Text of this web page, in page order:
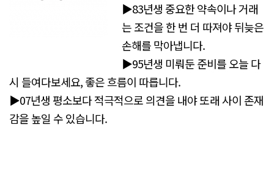
▶83년생 중요한 약속이나 거래
는 조건을 한 번 더 따져야 뒤늦은
손해를 막아냅니다.
▶95년생 미뤄둔 준비를 오늘 다
시 들여다보세요, 좋은 흐름이 따릅니다.
▶07년생 평소보다 적극적으로 의견을 내야 또래 사이 존재
감을 높일 수 있습니다.